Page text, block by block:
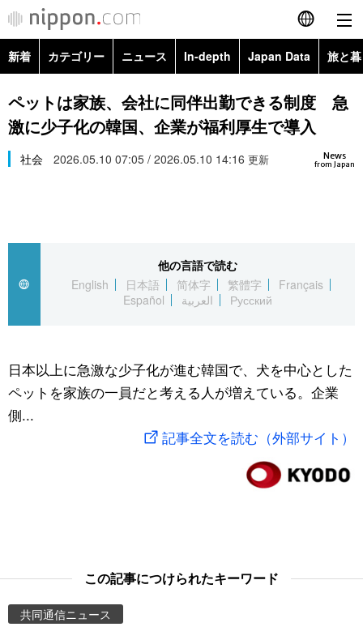
English
简体字
繁體字
Русский
カテゴリー
経済・ビジネス
国際
文化
トップ
アーカイブ
In-depth
Japan Data
動画/Live
People
新着 カテゴリー ニュース In-depth Japan Data 旅と
政治・外交
経済・ビジネス
スポーツ・東京2020
Topics
Images
ペットは家族、会社に同伴出勤できる制度 急
激に少子化の韓国、企業が福利厚生で導入
News
from Japan
社会 2026.05.10 07:05 / 2026.05.10 14:16 更新
他の言語で読む
English
日本語 简体字 繁體字
Français
Español
العربية Русский
日本以上に急激な少子化が進む韓国で、犬を中心とした
ペットを家族の一員だと考える人が増えている。企業
側...
記事全文を読む（外部サイト）
この記事につけられたキーワード
共同通信ニュース